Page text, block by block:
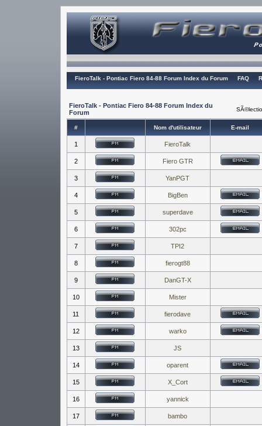
FieroTalk - Pontiac Fiero 84-88 Forum Index du Forum FAQ
FieroTalk - Pontiac Fiero 84-88 Forum Index du
Forum
# Nom d'utilisateur E-mail
1 FieroTalk
2 Fiero GTR
3 YanPGT
4 BigBen
5 superdave
6 302pc
7 TPI2
8 fierogt88
9 DanGT-X
10 Mister
11 fierodave
12 warko
13 JS
14 oparent
15 X_Cort
16 yannick
17 bambo